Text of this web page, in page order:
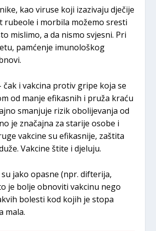
kao viruse koji izazivaju dječije
rubeole i morbila možemo sresti
mislimo, a da nismo svjesni. Pri
pamćenje imunološkog
čak i vakcina protiv gripe koja se
od manje efikasnih i pruža kraću
smanjuje rizik obolijevanja od
je značajna za starije osobe i
vakcine su efikasnije, zaštita
Vakcine štite i djeluju.
jako opasne (npr. difterija,
je bolje obnoviti vakcinu nego
bolesti kod kojih je stopa
mala.